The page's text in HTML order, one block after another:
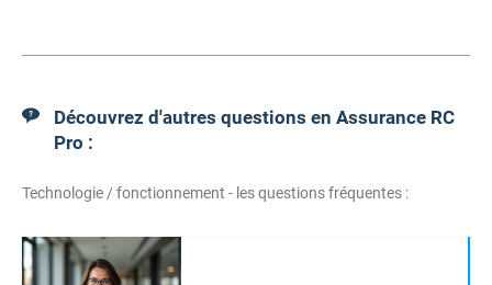
Découvrez d'autres questions en Assurance RC
Pro :
Technologie / fonctionnement - les questions fréquentes :